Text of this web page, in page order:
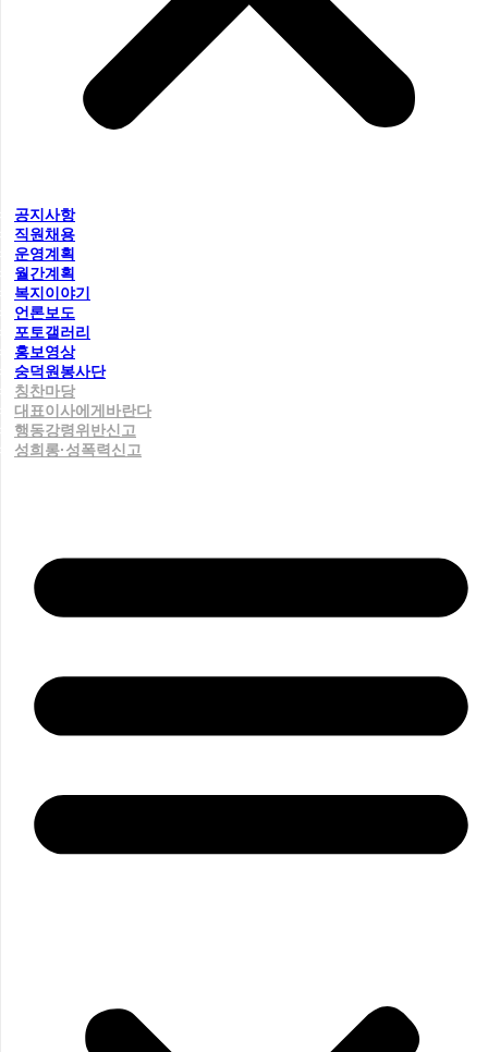
공지사항
직원채용
운영계획
월간계획
복지이야기
언론보도
포토갤러리
홍보영상
숭덕원봉사단
칭찬마당
대표이사에게바란다
행동강령위반신고
성희롱·성폭력신고